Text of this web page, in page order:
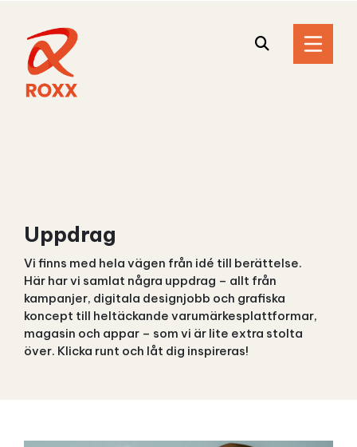
Uppdrag
Vi finns med hela vägen från idé till berättelse.
Här har vi samlat några uppdrag – allt från
kampanjer, digitala designjobb och grafiska
koncept till heltäckande varumärkesplattformar,
magasin och appar – som vi är lite extra stolta
över. Klicka runt och låt dig inspireras!